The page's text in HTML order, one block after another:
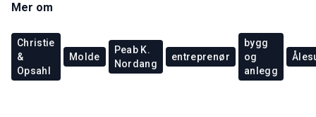
Mer om
Christie
&
Opsahl
Molde
Peab K.
Nordang
entreprenør
bygg
og
anlegg